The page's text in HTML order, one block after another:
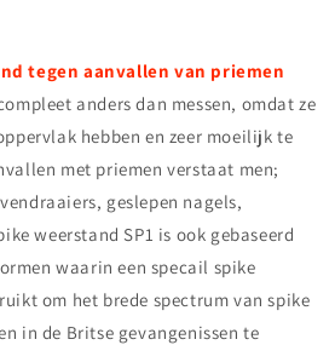
tegen aanvallen van priemen
anders dan messen, omdat ze
hebben en zeer moeilijk te
met priemen verstaat men;
geslepen nagels,
weerstand SP1 is ook gebaseerd
waarin een specail spike
om het brede spectrum van spike
in de Britse gevangenissen te